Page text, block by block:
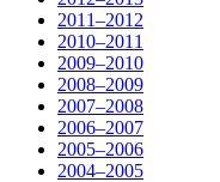
2011–2012
2010–2011
2009–2010
2008–2009
2007–2008
2006–2007
2005–2006
2004–2005